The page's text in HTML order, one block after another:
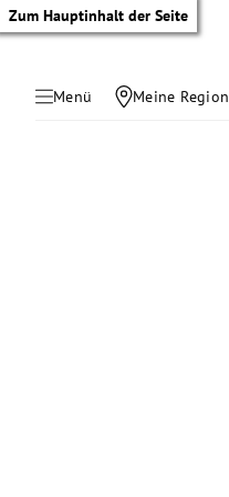
Zum Hauptinhalt der Seite
Menü Meine Region